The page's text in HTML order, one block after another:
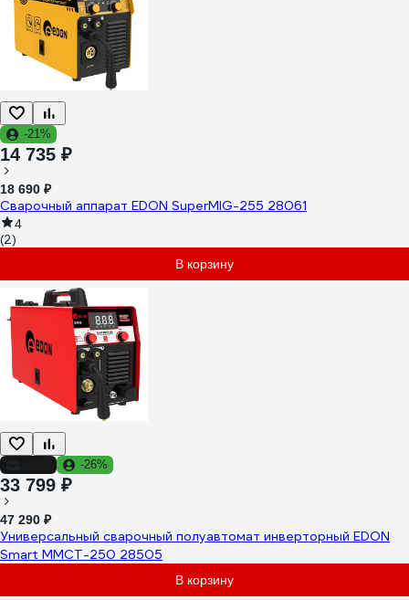
-21%
14 735 ₽
18 690 ₽
Сварочный аппарат EDON SuperMIG-255 28061
4
(2)
В корзину
-26%
33 799 ₽
47 290 ₽
Универсальный сварочный полуавтомат инверторный EDON
Smart MMCT-250 28505
В корзину